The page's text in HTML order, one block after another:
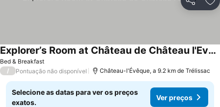
Partilhar
Bed & Breakfast
Explorer’s Room at Château de Château l'Evêque
/ Pontuação não disponível Château-l'Évêque, a 9.2 km de Trélissac
Selecione as datas para ver os preços
exatos.
Ver preços